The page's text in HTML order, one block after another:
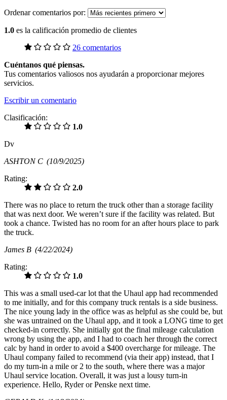
Ordenar comentarios por:
1.0 es la calificación promedio de clientes
26 comentarios
Cuéntanos qué piensas.
Tus comentarios valiosos nos ayudarán a proporcionar mejores
servicios.
Escribir un comentario
Clasificación:
1.0
Dv
ASHTON C (10/9/2025)
Rating:
2.0
There was no place to return the truck other than a storage facility
that was next door. We weren’t sure if the facility was related. But
took a chance. Twisted has no room for an after hours place to park
the truck.
James B (4/22/2024)
Rating:
1.0
This was a small used-car lot that the Uhaul app had recommended
to me initially, and for this company truck rentals is a side business.
The nice young lady in the office was as helpful as she could be, but
she was untrained on the Uhaul app, and it took a LONG time to get
checked-in correctly. She initially got the final mileage calculation
wrong by using the app, and I had to coach her through the correct
calc by hand in order to avoid a $400 overcharge for mileage. The
Uhaul company failed to recommend (via their app) instead, that I
do my turn-in a mile or 2 to the south, where there was a major
Uhaul service location. Overall, it was just a lousy turn-in
experience. Hello, Ryder or Penske next time.